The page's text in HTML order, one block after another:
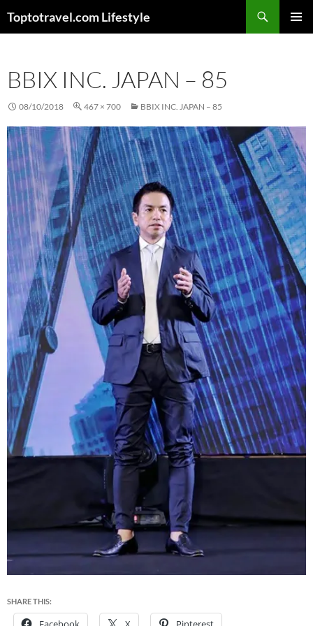
Toptotravel.com Lifestyle
BBIX INC. JAPAN – 85
08/10/2018 467 × 700 BBIX INC. JAPAN – 85
SHARE THIS: